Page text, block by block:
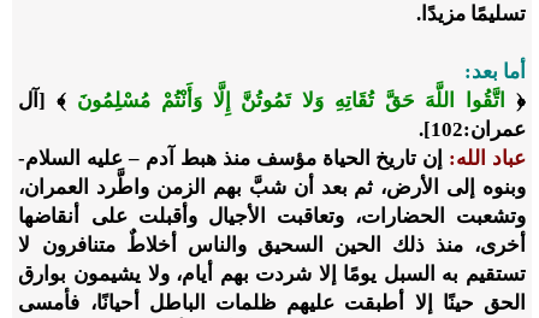
تسليمًا مزيدًا.
أما بعد:
﴿
اتَّقُوا اللَّهَ حَقَّ تُقَاتِهِ وَلا تَمُوتُنَّ إِلَّا وَأَنْتُمْ مُسْلِمُونَ ﴾ [آل
عمران:102].
عباد الله: إن تاريخ الحياة مؤسف منذ هبط آدم – عليه السلام-
وبنوه إلى الأرض، ثم بعد أن شبَّ بهم الزمن واطَّرد العمران،
وتشعبت الحضارات، وتعاقبت الأجيال وأقبلت على أنقاضها
أخرى، منذ ذلك الحين السحيق والناس أخلاطٌ متنافرون لا
تستقيم به السبل يومًا إلا شردت بهم أيام، ولا يشيمون بوارق
الحق حينًا إلا أطبقت عليهم ظلمات الباطل أحيانًا، فأمسى